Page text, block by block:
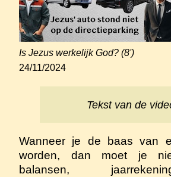
Is Jezus werkelijk God? (8')
24/11/2024
Tekst van de
Wanneer je de baas van
worden, dan moet je
balansen,